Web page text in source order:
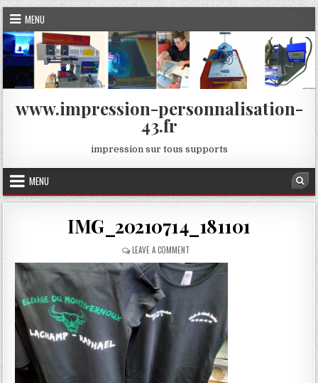
Skip
to
content
MENU
www.impression-personnalisation-
43.fr
impression sur tous supports
MENU
IMG_20210714_181101
LEAVE A COMMENTON
IMG_20210714_181101